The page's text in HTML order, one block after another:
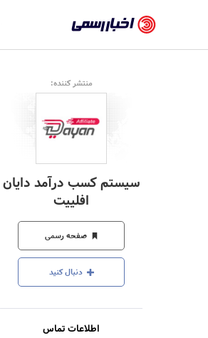
رسمی
-
اخبار
تایید
شده
شرکت‌ها،
سازمان‌ها
و
روابط
عمومی‌ها
منتشر کننده:
سیستم کسب درآمد دایان
افلییت
صفحه رسمی
دنبال کنید
اطلاعات تماس